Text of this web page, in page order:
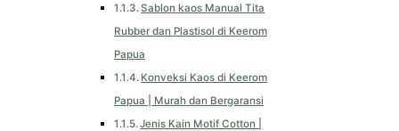
Sablon kaos Manual Tita
Rubber dan Plastisol di Keerom
Papua
Konveksi Kaos di Keerom
Papua | Murah dan Bergaransi
Jenis Kain Motif Cotton |